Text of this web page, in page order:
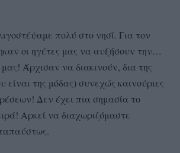
πολύ στο νησί. Για τον
οι ηγέτες μας να αυξήσουν την…
Άρχισαν να διακινούν, δια της
της μόδας) συνεχώς καινούριες
Δεν έχει πια σημασία το
Αρκεί να διαχωριζόμαστε